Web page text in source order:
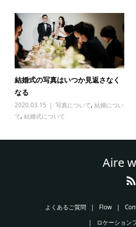
結婚式の写真はいつか見返さなく
なる
2020.03.15 写真について, 結婚につい
て, 結婚式について
Aire
よくあるご質問 Flow
ロケーション